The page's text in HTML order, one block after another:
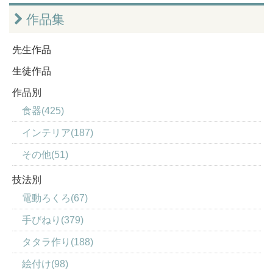
作品集
先生作品
生徒作品
作品別
食器(425)
インテリア(187)
その他(51)
技法別
電動ろくろ(67)
手びねり(379)
タタラ作り(188)
絵付け(98)